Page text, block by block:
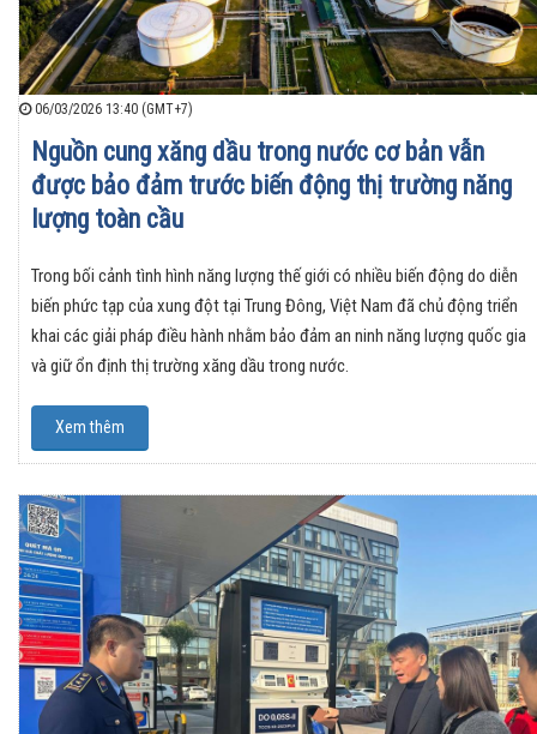
06/03/2026 13:40 (GMT+7)
Nguồn cung xăng dầu trong nước cơ bản vẫn
được bảo đảm trước biến động thị trường năng
lượng toàn cầu
Trong bối cảnh tình hình năng lượng thế giới có nhiều biến động do diễn
biến phức tạp của xung đột tại Trung Đông, Việt Nam đã chủ động triển
khai các giải pháp điều hành nhằm bảo đảm an ninh năng lượng quốc gia
và giữ ổn định thị trường xăng dầu trong nước.
Xem thêm